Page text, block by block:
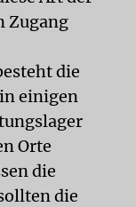
Zugang
die
einigen
Orte
die
die